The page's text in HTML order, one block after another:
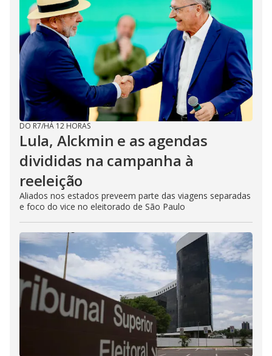
DO R7/HÁ 12 HORAS
Lula, Alckmin e as agendas
divididas na campanha à
reeleição
Aliados nos estados preveem parte das viagens separadas
e foco do vice no eleitorado de São Paulo